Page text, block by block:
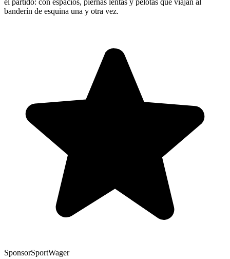
el partido: con espacios, piernas lentas y pelotas que viajan al
banderín de esquina una y otra vez.
SponsorSportWager